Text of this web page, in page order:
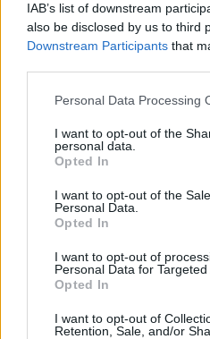
IAB’s list of downstream
also be disclosed by us to third
Downstream Participants that
Please note that this website/
not limited to your visit or
grant or deny consent to
use your data for below
consent section.
Personal Data Processing
I want to opt-out of the
personal data.
Opted In
I want to opt-out of the
Personal Data.
Opted In
I want to opt-out of
Personal Data for Targeted
Opted In
I want to opt-out of
Retention, Sale, and/or
2026.08.05. szol24.hu
Meghosszabbított
harmadfokú hőségriasztást az
augusztus 7-én éjfélig,
JNSZ megyei hírek